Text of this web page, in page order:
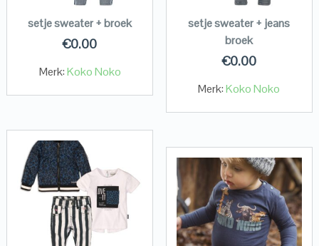
setje sweater + broek
€0.00
Merk:Koko Noko
setje sweater + jeans
broek
€0.00
Merk:Koko Noko